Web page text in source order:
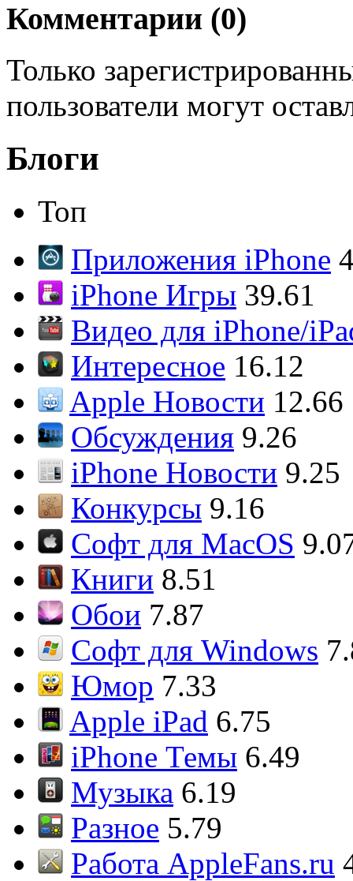
Комментарии (0)
Только
пользователи могут
Блоги
Топ
Приложения iPhone
iPhone Игры 39.61
Видео для iPhone/
Интересное 16.12
Apple Новости 12.66
Обсуждения 9.26
iPhone Новости 9.25
Конкурсы 9.16
Софт для MacOS
Книги 8.51
Обои 7.87
Софт для Windows
Юмор 7.33
Apple iPad 6.75
iPhone Темы 6.49
Музыка 6.19
Разное 5.79
Работа AppleFans.ru